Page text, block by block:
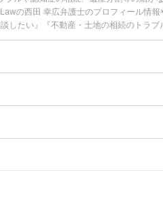
の西田 幸広弁護士のプロフィール情報
したい』『不動産・土地の相続のトラブ
い』などでお困りの相談者さんにおすす